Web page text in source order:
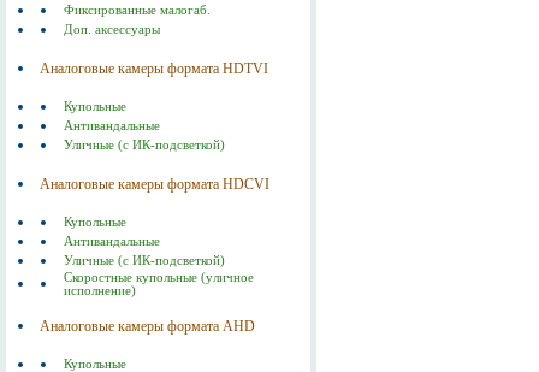
Фиксированные малогаб.
Доп. аксессуары
Аналоговые камеры формата HDTVI
Купольные
Антивандальные
Уличные (с ИК-подсветкой)
Аналоговые камеры формата HDСVI
Купольные
Антивандальные
Уличные (с ИК-подсветкой)
Скоростные купольные (уличное
исполнение)
Аналоговые камеры формата AHD
Купольные